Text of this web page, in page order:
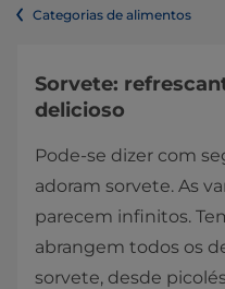
Categorias de alimentos
Sorvete:
delicioso
Pode-se dizer com
adoram sorvete. As
parecem infinitos.
abrangem todos os
sorvete, desde